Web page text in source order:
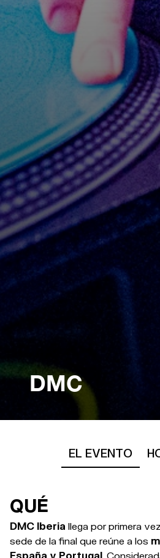
DMC
EL EVENTO
QUÉ
DMC Iberia llega por primera
sede de la final que reúne a los
España y Portugal .